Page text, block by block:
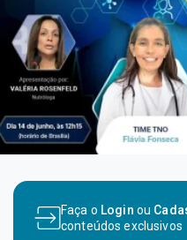
Faça o Login ou
conteúdos exclusivos